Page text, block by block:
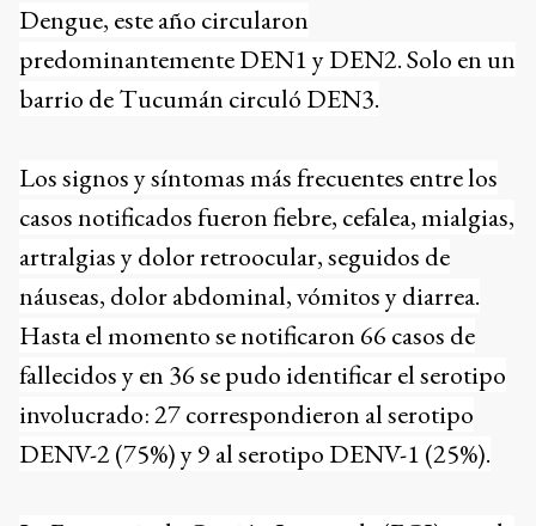
Dengue, este año circularon
predominantemente DEN1 y DEN2. Solo en un
barrio de Tucumán circuló DEN3.
Los signos y síntomas más frecuentes entre los
casos notificados fueron fiebre, cefalea, mialgias,
artralgias y dolor retroocular, seguidos de
náuseas, dolor abdominal, vómitos y diarrea.
Hasta el momento se notificaron 66 casos de
fallecidos y en 36 se pudo identificar el serotipo
involucrado: 27 correspondieron al serotipo
DENV-2 (75%) y 9 al serotipo DENV-1 (25%).